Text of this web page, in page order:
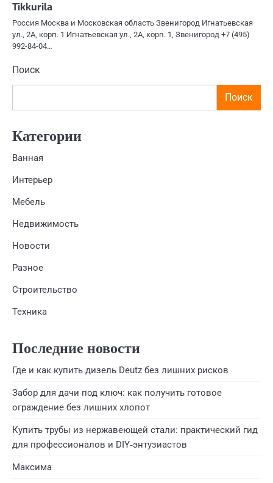
Tikkurila
Россия Москва и Московская область Звенигород Игнатьевская
ул., 2А, корп. 1 Игнатьевская ул., 2А, корп. 1, Звенигород +7 (495)
992-84-04…
Поиск
Поиск
Категории
Ванная
Интерьер
Мебель
Недвижимость
Новости
Разное
Строительство
Техника
Последние новости
Где и как купить дизель Deutz без лишних рисков
Забор для дачи под ключ: как получить готовое
ограждение без лишних хлопот
Купить трубы из нержавеющей стали: практический гид
для профессионалов и DIY‑энтузиастов
Максима